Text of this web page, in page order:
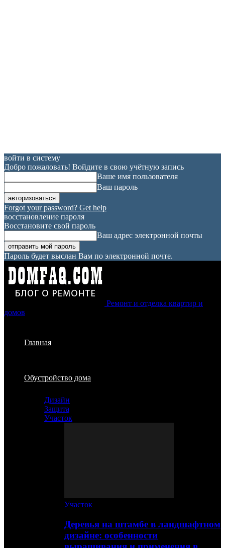
войти в систему
Добро пожаловать! Войдите в свою учётную запись
Ваше имя пользователя
Ваш пароль
Forgot your password? Get help
восстановление пароля
Восстановите свой пароль
Ваш адрес электронной почты
Пароль будет выслан Вам по электронной почте.
Ремонт и отделка квартир и
домов
Главная
Обустройство дома
Дизайн
Защита
Участок
Участок
Деревья на штамбе в ландшафтном
дизайне: особенности